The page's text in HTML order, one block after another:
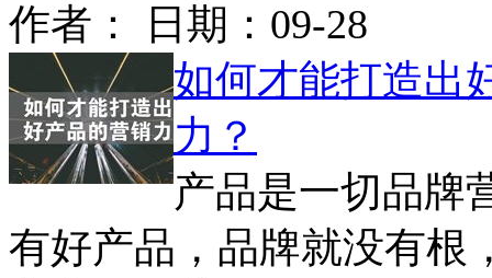
作者： 日期： 09-28
如何才能打造出
力？
产品是一切品牌
有好产品，品牌就没有根